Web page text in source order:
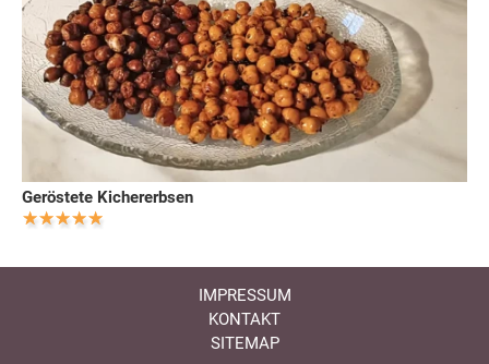
Geröstete Kichererbsen
IMPRESSUM
KONTAKT
SITEMAP